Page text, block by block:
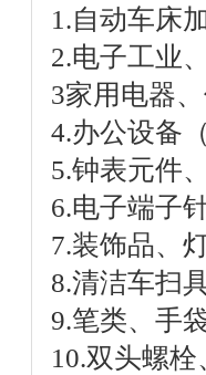
1.自动车床
2.电子工业
3家用电器
4.办公设备
5.钟表元件
6.电子端子
7.装饰品、
8.清洁车扫
9.笔类、手
10.双头螺